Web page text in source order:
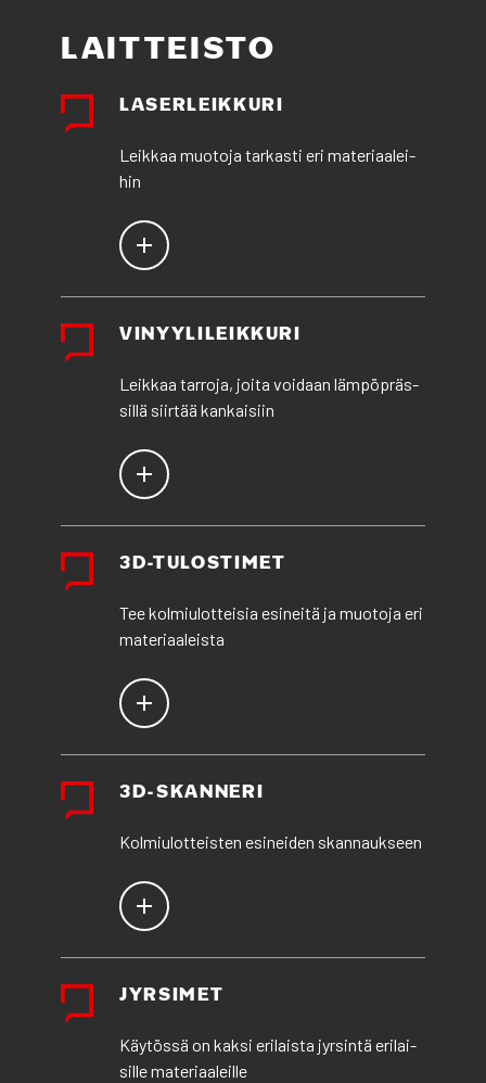
LAIT­TEIS­TO
LASER­LEIK­KU­RI
Leik­kaa muo­to­ja tar­kas­ti eri mate­ri­aa­lei­
hin
VINYY­LI­LEIK­KU­RI
Leik­kaa tar­ro­ja, joi­ta voi­daan läm­pöpräs­
sil­lä siir­tää kan­kai­siin
3D-TULOS­TI­MET
Tee kol­miu­lot­tei­sia esi­nei­tä ja muo­to­ja eri
mate­ri­aa­leis­ta
3D-SKAN­NE­RI
Kol­miu­lot­teis­ten esi­nei­den skan­nauk­seen
JYR­SI­MET
Käy­tös­sä on kak­si eri­lais­ta jyr­sin­tä eri­lai­
sil­le mate­ri­aa­leil­le